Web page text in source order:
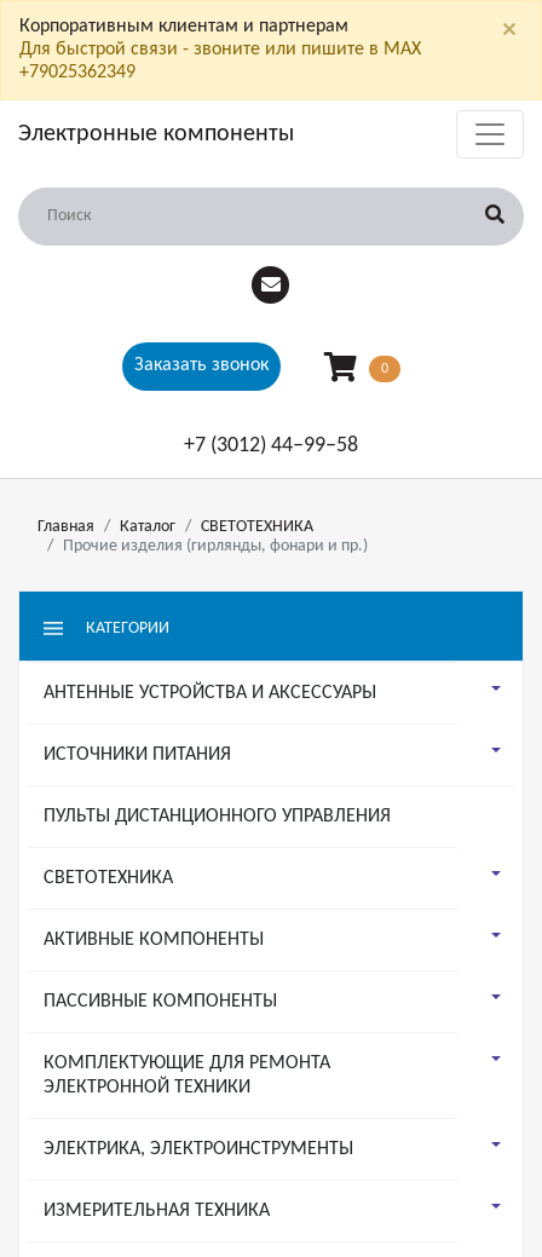
Корпоративным клиентам и партнерам
Для быстрой связи - звоните или пишите в МАХ
+79025362349
×
Электронные компоненты
Заказать звонок 0
+7 (3012) 44‒99‒58
Главная Каталог
СВЕТОТЕХНИКА
Прочие изделия (гирлянды, фонари и пр.)
КАТЕГОРИИ
АНТЕННЫЕ УСТРОЙСТВА И АКСЕССУАРЫ
ИСТОЧНИКИ ПИТАНИЯ
ПУЛЬТЫ ДИСТАНЦИОННОГО УПРАВЛЕНИЯ
СВЕТОТЕХНИКА
АКТИВНЫЕ КОМПОНЕНТЫ
ПАССИВНЫЕ КОМПОНЕНТЫ
КОМПЛЕКТУЮЩИЕ ДЛЯ РЕМОНТА
ЭЛЕКТРОННОЙ ТЕХНИКИ
ЭЛЕКТРИКА, ЭЛЕКТРОИНСТРУМЕНТЫ
ИЗМЕРИТЕЛЬНАЯ ТЕХНИКА